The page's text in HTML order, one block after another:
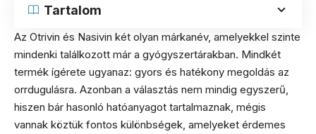
Tartalom
Az Otrivin és Nasivin két olyan márkanév, amelyekkel szinte
mindenki találkozott már a gyógyszertárakban. Mindkét
termék ígérete ugyanaz: gyors és hatékony megoldás az
orrdugulásra. Azonban a választás nem mindig egyszerű,
hiszen bár hasonló hatóanyagot tartalmaznak, mégis
vannak köztük fontos különbségek, amelyeket érdemes